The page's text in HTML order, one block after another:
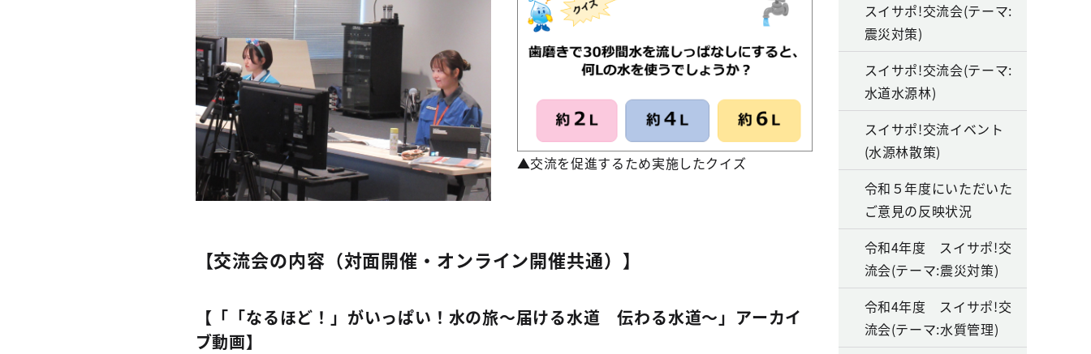
▲交流を促進するため実施したクイズ
【交流会の内容（対面開催・オンライン開催共通）】
【「「なるほど！」がいっぱい！水の旅～届ける水道 伝わる水道～」アーカイ
ブ動画】
スイサポ!交流会(テーマ:
震災対策)
スイサポ!交流会(テーマ:
水道水源林)
スイサポ!交流イベント
(水源林散策)
令和５年度にいただいた
ご意見の反映状況
令和4年度 スイサポ!交
流会(テーマ:震災対策)
令和4年度 スイサポ!交
流会(テーマ:水質管理)